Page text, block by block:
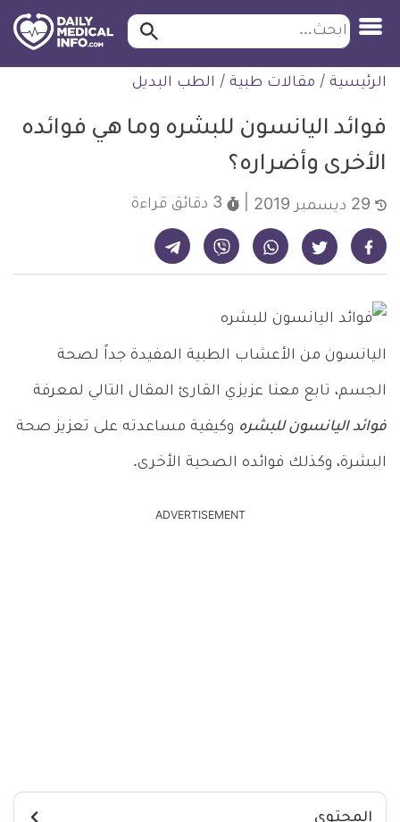
التخطي
للمحتوى
ابحث ابحث…
الرئيسية / مقالات طبية / الطب البديل
فوائد اليانسون للبشره وما هي فوائده
الأخرى وأضراره؟
3 دقائق قراءة
شارك على فيسبوك - ديلي ميديكال انفو شارك على تويتر - ديلي ميديكال انفو شارك على واتساب - ديلي ميديكال انفو شارك على فايبر - ديلي ميديكال انفو شارك على تيليجرام - ديلي ميديكال انفو
اليانسون من الأعشاب الطبية المفيدة جداً لصحة
الجسم، تابع معنا عزيزي القارئ المقال التالي لمعرفة
فوائد اليانسون للبشره وكيفية مساعدته على تعزيز صحة
البشرة، وكذلك فوائده الصحية الأخرى.
ADVERTISEMENT
المحتوى